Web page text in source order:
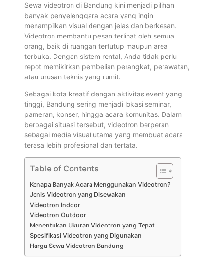
Sewa videotron di Bandung kini menjadi pilihan
banyak penyelenggara acara yang ingin
menampilkan visual dengan jelas dan berkesan.
Videotron membantu pesan terlihat oleh semua
orang, baik di ruangan tertutup maupun area
terbuka. Dengan sistem rental, Anda tidak perlu
repot memikirkan pembelian perangkat, perawatan,
atau urusan teknis yang rumit.
Sebagai kota kreatif dengan aktivitas event yang
tinggi, Bandung sering menjadi lokasi seminar,
pameran, konser, hingga acara komunitas. Dalam
berbagai situasi tersebut, videotron berperan
sebagai media visual utama yang membuat acara
terasa lebih profesional dan tertata.
Table of Contents
Kenapa Banyak Acara Menggunakan Videotron?
Jenis Videotron yang Disewakan
Videotron Indoor
Videotron Outdoor
Menentukan Ukuran Videotron yang Tepat
Spesifikasi Videotron yang Digunakan
Harga Sewa Videotron Bandung